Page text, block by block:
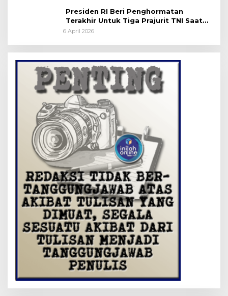
Presiden RI Beri Penghormatan
Terakhir Untuk Tiga Prajurit TNI Saat
Persemayaman di Bandara Soekarno-
6 April 2026